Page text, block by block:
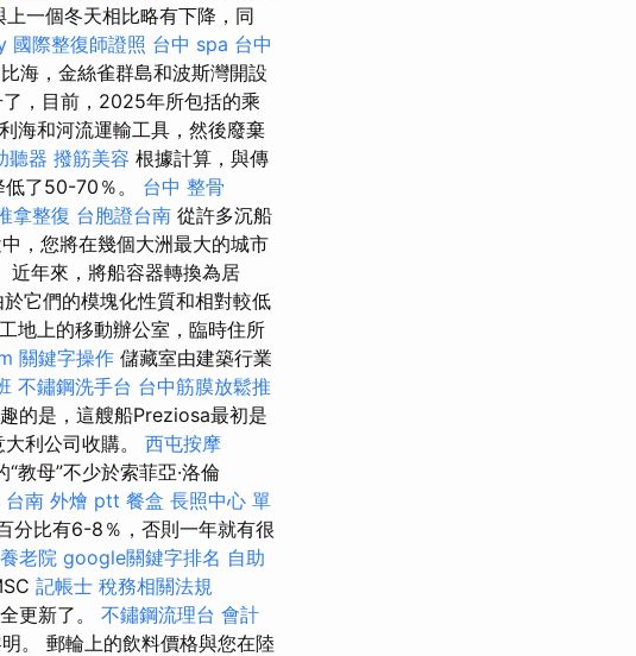
一個冬天相比略有下降，同
國際整復師證照 台中 spa 台中
海，金絲雀群島和波斯灣開設
，目前，2025年所包括的乘
海和河流運輸工具，然後廢棄
聽器 撥筋美容 根據計算，與傳
了50-70％。 台中 整骨
拿整復 台胞證台南 從許多沉船
，您將在幾個大洲最大的城市
近年來，將船容器轉換為居
於它們的模塊化性質和相對較低
地上的移動辦公室，臨時住所
關鍵字操作 儲藏室由建築行業
不鏽鋼洗手台 台中筋膜放鬆推
的是，這艘船Preziosa最初是
利公司收購。 西屯按摩
教母”不少於索菲亞·洛倫
台南 外燴 ptt 餐盒 長照中心 單
分比有6-8％，否則一年就有很
養老院 google關鍵字排名 自助
記帳士 稅務相關法規
更新了。 不鏽鋼流理台 會計
。 郵輪上的飲料價格與您在陸